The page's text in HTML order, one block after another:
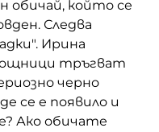
обичай, който се
Следва
Ирина
тръгват
черно
се е появило и
Ако обичате